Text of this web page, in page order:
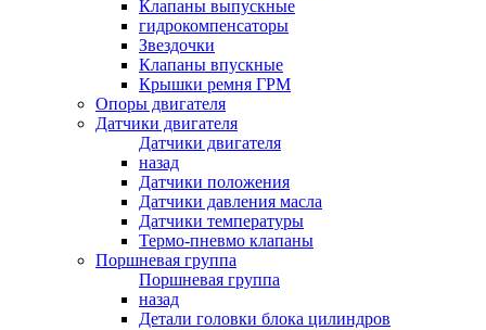
Клапаны выпускные
гидрокомпенсаторы
Звездочки
Клапаны впускные
Крышки ремня ГРМ
Опоры двигателя
Датчики двигателя
Датчики двигателя
назад
Датчики положения
Датчики давления масла
Датчики температуры
Термо-пневмо клапаны
Поршневая группа
Поршневая группа
назад
Детали головки блока цилиндров